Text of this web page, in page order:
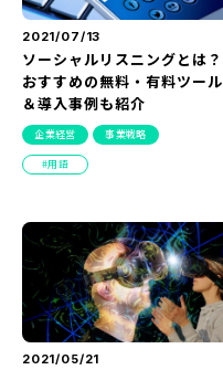
2021/07/13
ソーシャルリスニングとは？
おすすめの無料・有料ツール
＆導入事例も紹介
企業経営 事業戦略
用語
2021/05/21